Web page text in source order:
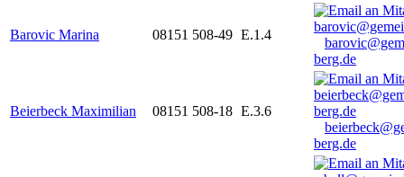
Barovic Marina 08151 508-49 E.1.4
berg.de
Beierbeck Maximilian 08151 508-18 E.3.6
berg.de